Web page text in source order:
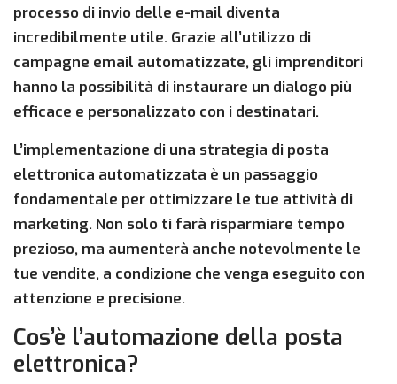
processo di invio delle e-mail diventa
incredibilmente utile. Grazie all’utilizzo di
campagne email automatizzate, gli imprenditori
hanno la possibilità di instaurare un dialogo più
efficace e personalizzato con i destinatari.
L’implementazione di una strategia di posta
elettronica automatizzata è un passaggio
fondamentale per ottimizzare le tue attività di
marketing. Non solo ti farà risparmiare tempo
prezioso, ma aumenterà anche notevolmente le
tue vendite, a condizione che venga eseguito con
attenzione e precisione.
Cos’è l’automazione della posta
elettronica?